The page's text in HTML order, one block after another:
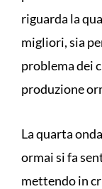
riguarda la
migliori, sia
problema dei
produzione
La quarta
ormai si fa
mettendo in